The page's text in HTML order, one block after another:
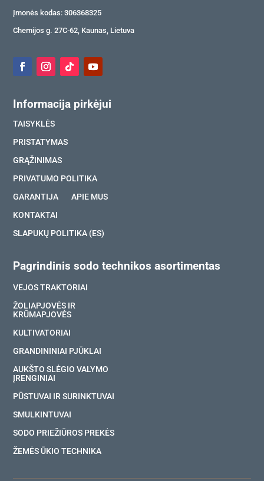
Įmonės kodas: 306368325
Chemijos g. 27C-62, Kaunas, Lietuva
Informacija pirkėjui
TAISYKLĖS
PRISTATYMAS
GRĄŽINIMAS
PRIVATUMO POLITIKA
GARANTIJA
APIE MUS
KONTAKTAI
SLAPUKŲ POLITIKA (ES)
Pagrindinis sodo technikos asortimentas
VEJOS TRAKTORIAI
ŽOLIAPJOVĖS IR
KRŪMAPJOVĖS
KULTIVATORIAI
GRANDININIAI PJŪKLAI
AUKŠTO SLĖGIO VALYMO
ĮRENGINIAI
PŪSTUVAI IR SURINKTUVAI
SMULKINTUVAI
SODO PRIEŽIŪROS PREKĖS
ŽEMĖS ŪKIO TECHNIKA